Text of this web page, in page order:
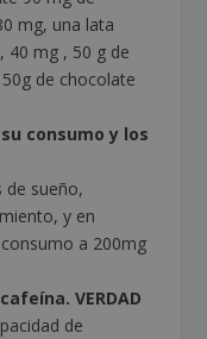
mg, una lata
40 mg , 50 g de
de chocolate
consumo y los
de sueño,
y en
a 200mg
VERDAD
de